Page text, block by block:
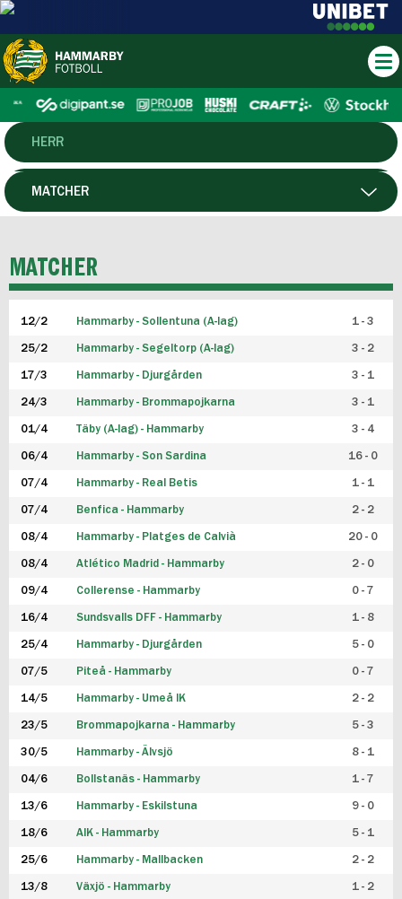
HERR
DAM
P19
F19
FUTSAL HERR
FUTSAL DAM
MATCHER
MATCHER
12/2 Hammarby - Sollentuna (A-lag) 1 - 3
25/2 Hammarby - Segeltorp (A-lag) 3 - 2
17/3 Hammarby - Djurgården 3 - 1
24/3 Hammarby - Brommapojkarna 3 - 1
01/4 Täby (A-lag) - Hammarby 3 - 4
06/4 Hammarby - Son Sardina 16 - 0
07/4 Hammarby - Real Betis 1 - 1
07/4 Benfica - Hammarby 2 - 2
08/4 Hammarby - Platges de Calvià 20 - 0
08/4 Atlético Madrid - Hammarby 2 - 0
09/4 Collerense - Hammarby 0 - 7
16/4 Sundsvalls DFF - Hammarby 1 - 8
25/4 Hammarby - Djurgården 5 - 0
07/5 Piteå - Hammarby 0 - 7
14/5 Hammarby - Umeå IK 2 - 2
23/5 Brommapojkarna - Hammarby 5 - 3
30/5 Hammarby - Älvsjö 8 - 1
04/6 Bollstanäs - Hammarby 1 - 7
13/6 Hammarby - Eskilstuna 9 - 0
18/6 AIK - Hammarby 5 - 1
25/6 Hammarby - Mallbacken 2 - 2
13/8 Växjö - Hammarby 1 - 2